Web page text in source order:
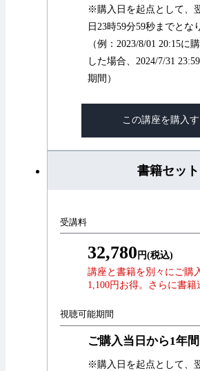
※購入日を起点として、
日23時59分59秒までとな
（例：2023/8/01 20:15に
した場合、2024/7/31
期間）
この講座を購入す
書籍セット
受講料
32,780 円(税込)
講座と書籍を別々にご購
1,100円お得。さらに書籍
視聴可能期間
ご購入当日から1年間
※購入日を起点として、